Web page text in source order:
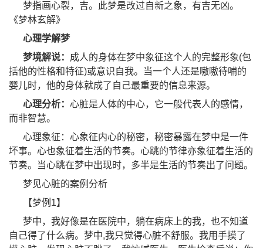
梦指画心裂，吉。此梦是改过自新之象，有吉无凶。
《梦林玄解》
心理学解梦
梦境解说： 成人的身体在梦中象征这个人的完整形象(包
括他的性格和特征)或意识自我。当一个人还是嗷嗷待哺的
婴儿时，他的身体就成了自己最重要的信息来源。
心理分析： 心脏是人体的中心，它一般代表人的感情，
而非智慧。
心理象征：心象征内心的秘密，秘密暴露在梦中是一件
坏事。心也象征着生活的节奏。心跳的节律亦象征着生活的
节奏。当心跳在梦中出现时，多半是生活的节奏出了问题。
梦见心脏的案例分析
【梦例1】
梦中，我好像是在医院中，躺在病床上的我，也不知道
自己得了什么病。梦中,我只觉得心脏不舒服。我用手摸了